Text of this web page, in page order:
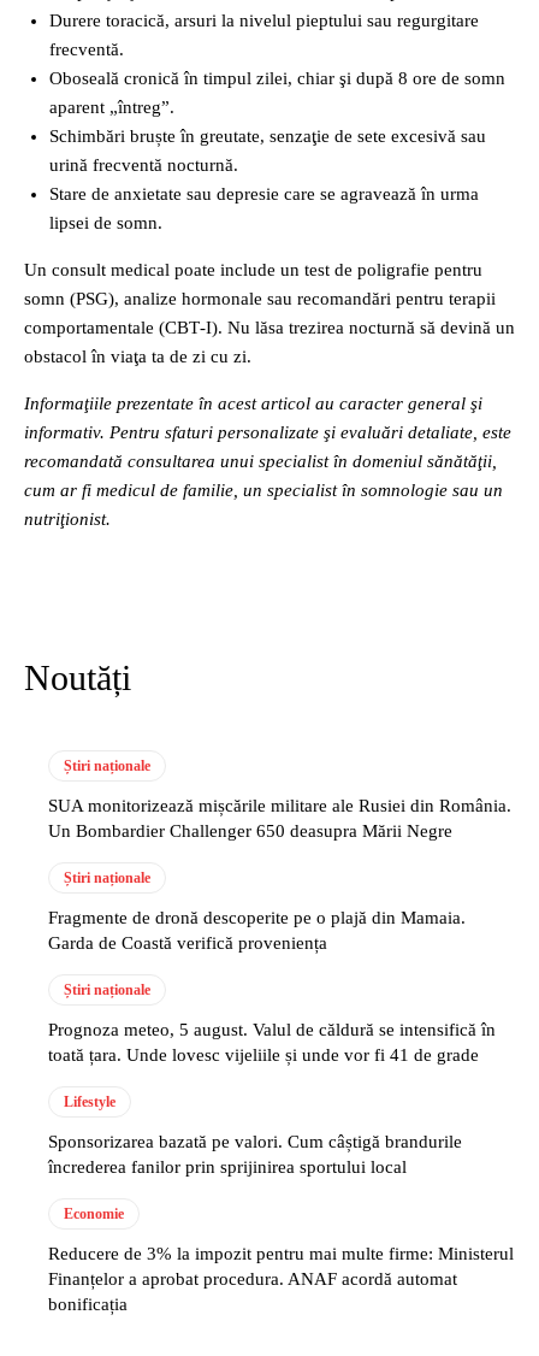
Durere toracică, arsuri la nivelul pieptului sau regurgitare
frecventă.
Oboseală cronică în timpul zilei, chiar şi după 8 ore de somn
aparent „întreg”.
Schimbări bruște în greutate, senzaţie de sete excesivă sau
urină frecventă nocturnă.
Stare de anxietate sau depresie care se agravează în urma
lipsei de somn.
Un consult medical poate include un test de poligrafie pentru
somn (PSG), analize hormonale sau recomandări pentru terapii
comportamentale (CBT‑I). Nu lăsa trezirea nocturnă să devină un
obstacol în viaţa ta de zi cu zi.
Informaţiile prezentate în acest articol au caracter general şi
informativ. Pentru sfaturi personalizate şi evaluări detaliate, este
recomandată consultarea unui specialist în domeniul sănătăţii,
cum ar fi medicul de familie, un specialist în somnologie sau un
nutriţionist.
Noutăți
Știri naționale
SUA monitorizează mișcările militare ale Rusiei din România.
Un Bombardier Challenger 650 deasupra Mării Negre
Știri naționale
Fragmente de dronă descoperite pe o plajă din Mamaia.
Garda de Coastă verifică proveniența
Știri naționale
Prognoza meteo, 5 august. Valul de căldură se intensifică în
toată țara. Unde lovesc vijeliile și unde vor fi 41 de grade
Lifestyle
Sponsorizarea bazată pe valori. Cum câștigă brandurile
încrederea fanilor prin sprijinirea sportului local
Economie
Reducere de 3% la impozit pentru mai multe firme: Ministerul
Finanțelor a aprobat procedura. ANAF acordă automat
bonificația